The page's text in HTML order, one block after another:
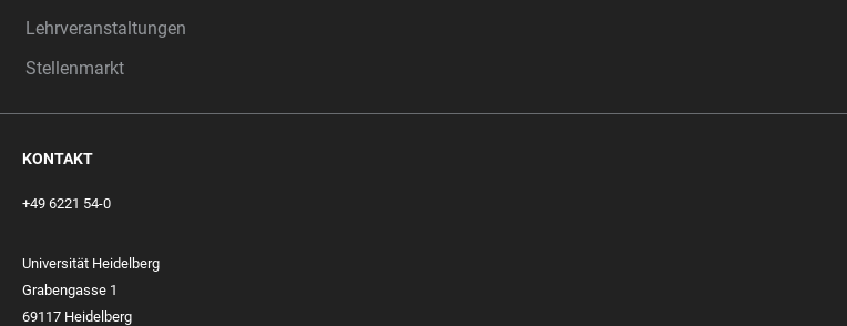
Lehrveranstaltungen
Stellenmarkt
KONTAKT
+49 6221 54-0
Universität Heidelberg
Grabengasse 1
69117 Heidelberg